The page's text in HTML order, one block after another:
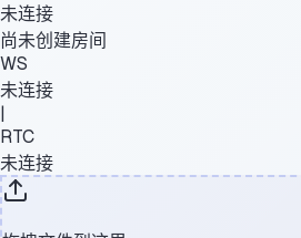
未连接
尚未创建房间
WS
未连接
|
RTC
未连接